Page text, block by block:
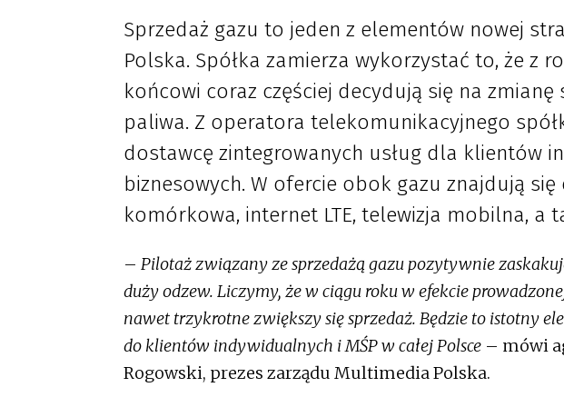
Sprzedaż gazu to jeden z elementów nowej
Polska. Spółka zamierza wykorzystać to, że z
końcowi coraz częściej decydują się na zmianę
paliwa. Z operatora telekomunikacyjnego
dostawcę zintegrowanych usług dla klientów
biznesowych. W ofercie obok gazu znajdują
komórkowa, internet LTE, telewizja mobilna, a
– Pilotaż związany ze sprzedażą gazu pozytywnie
duży odzew. Liczymy, że w ciągu roku w efekcie
nawet trzykrotne zwiększy się sprzedaż. Będzie to istotny
do klientów indywidualnych i MŚP w całej Polsce – mówi
Rogowski, prezes zarządu Multimedia Polska.